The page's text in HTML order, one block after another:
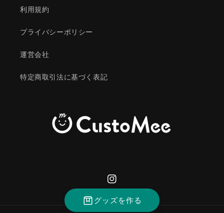
利用規約
プライバシーポリシー
運営会社
特定商取引法に基づく表記
Instagram
グッズを作る